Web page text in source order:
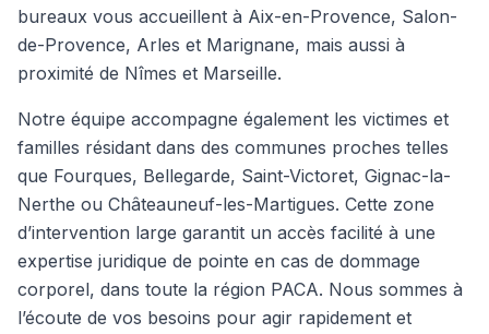
bureaux vous accueillent à Aix-en-Provence, Salon-
de-Provence, Arles et Marignane, mais aussi à
proximité de Nîmes et Marseille.
Notre équipe accompagne également les victimes et
familles résidant dans des communes proches telles
que Fourques, Bellegarde, Saint-Victoret, Gignac-la-
Nerthe ou Châteauneuf-les-Martigues. Cette zone
d’intervention large garantit un accès facilité à une
expertise juridique de pointe en cas de dommage
corporel, dans toute la région PACA. Nous sommes à
l’écoute de vos besoins pour agir rapidement et